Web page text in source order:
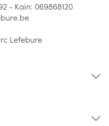
- Kain: 069868120
Lefebure